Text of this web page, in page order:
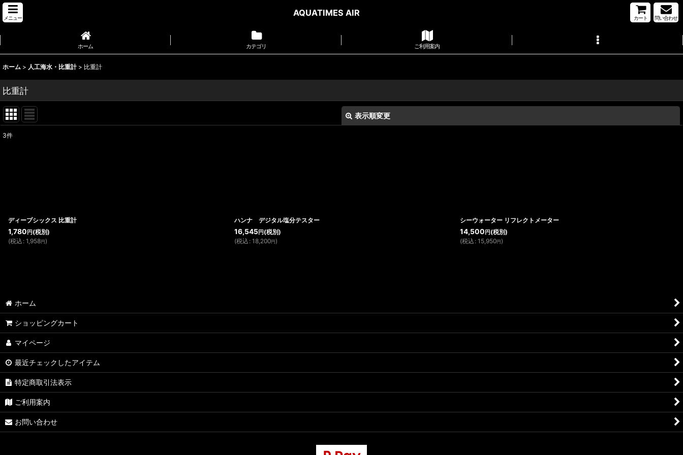
メニュー
AQUATIMES AIR
カート 問い合わせ
ホーム カテゴリ ご利用案内
ホーム > 人工海水・比重計 > 比重計
比重計
表示順変更
3件
ディープシックス 比重計
1,780 円 (税別)
(税込 : 1,958円)
ハンナ デジタル塩分テスター
16,545円(税別)
(税込 : 18,200円)
シーウォーター リフレクトメーター
14,500 円 (税別)
(税込 : 15,950円)
ホーム
ショッピングカート
マイページ
最近チェックしたアイテム
特定商取引法表示
ご利用案内
お問い合わせ